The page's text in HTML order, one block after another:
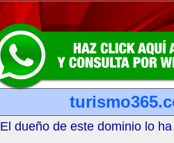
El dueño de este dominio lo